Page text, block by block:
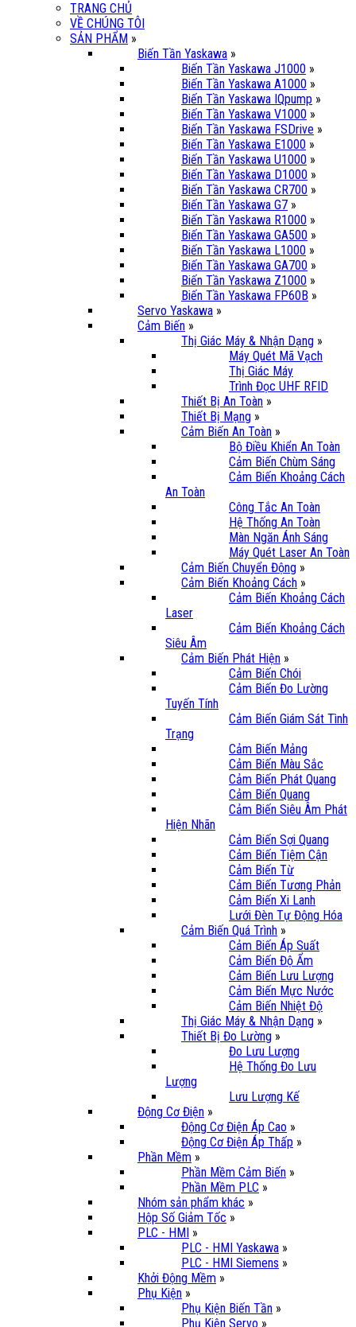
TRANG CHỦ
VỀ CHÚNG TÔI
SẢN PHẨM »
Biến Tần Yaskawa »
Biến Tần Yaskawa J1000 »
Biến Tần Yaskawa A1000 »
Biến Tần Yaskawa IQpump »
Biến Tần Yaskawa V1000 »
Biến Tần Yaskawa FSDrive »
Biến Tần Yaskawa E1000 »
Biến Tần Yaskawa U1000 »
Biến Tần Yaskawa D1000 »
Biến Tần Yaskawa CR700 »
Biến Tần Yaskawa G7 »
Biến Tần Yaskawa R1000 »
Biến Tần Yaskawa GA500 »
Biến Tần Yaskawa L1000 »
Biến Tần Yaskawa GA700 »
Biến Tần Yaskawa Z1000 »
Biến Tần Yaskawa FP60B »
Servo Yaskawa »
Cảm Biến »
Thị Giác Máy & Nhận Dạng »
Máy Quét Mã Vạch
Thị Giác Máy
Trình Đọc UHF RFID
Thiết Bị An Toàn »
Thiết Bị Mạng »
Cảm Biến An Toàn »
Bộ Điều Khiển An Toàn
Cảm Biến Chùm Sáng
Cảm Biến Khoảng Cách
An Toàn
Công Tắc An Toàn
Hệ Thống An Toàn
Màn Ngăn Ánh Sáng
Máy Quét Laser An Toàn
Cảm Biến Chuyển Động »
Cảm Biến Khoảng Cách »
Cảm Biến Khoảng Cách
Laser
Cảm Biến Khoảng Cách
Siêu Âm
Cảm Biến Phát Hiện »
Cảm Biến Chói
Cảm Biến Đo Lường
Tuyến Tính
Cảm Biến Giám Sát Tình
Trạng
Cảm Biến Mảng
Cảm Biến Màu Sắc
Cảm Biến Phát Quang
Cảm Biến Quang
Cảm Biến Siêu Âm Phát
Hiện Nhãn
Cảm Biến Sợi Quang
Cảm Biến Tiệm Cận
Cảm Biến Từ
Cảm Biến Tương Phản
Cảm Biến Xi Lanh
Lưới Đèn Tự Động Hóa
Cảm Biến Quá Trình »
Cảm Biến Áp Suất
Cảm Biến Độ Ẩm
Cảm Biến Lưu Lượng
Cảm Biến Mực Nước
Cảm Biến Nhiệt Độ
Thị Giác Máy & Nhận Dạng »
Thiết Bị Đo Lường »
Đo Lưu Lượng
Hệ Thống Đo Lưu
Lượng
Lưu Lượng Kế
Động Cơ Điện »
Động Cơ Điện Áp Cao »
Động Cơ Điện Áp Thấp »
Phần Mềm »
Phần Mềm Cảm Biến »
Phần Mềm PLC »
Nhóm sản phẩm khác »
Hộp Số Giảm Tốc »
PLC - HMI »
PLC - HMI Yaskawa »
PLC - HMI Siemens »
Khởi Động Mềm »
Phụ Kiện »
Phụ Kiện Biến Tần »
Phụ Kiện Servo »